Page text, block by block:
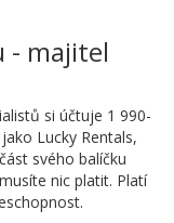
- majitel
si účtuje 1 990-
Lucky Rentals,
svého balíčku
nic platit. Platí